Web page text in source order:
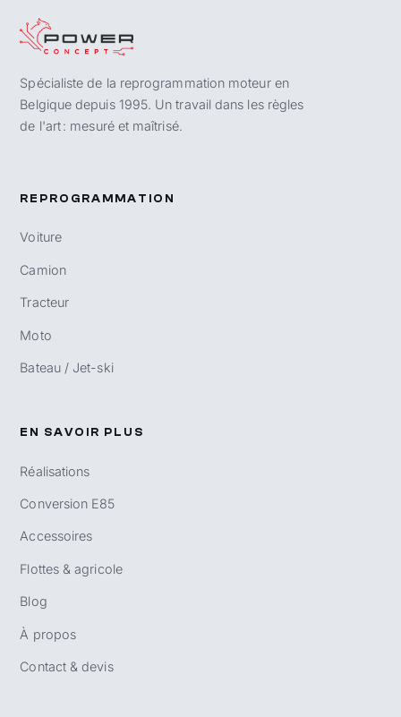
Spécialiste de la reprogrammation moteur en
Belgique depuis 1995. Un travail dans les règles
de l'art : mesuré et maîtrisé.
REPROGRAMMATION
Voiture
Camion
Tracteur
Moto
Bateau / Jet-ski
EN SAVOIR PLUS
Réalisations
Conversion E85
Accessoires
Flottes & agricole
Blog
À propos
Contact & devis